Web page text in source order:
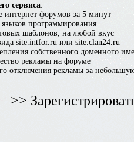
сервиса:
интернет форумов за 5 минут
языков программирования
шаблонов, на любой вкус
site.intfor.ru или site.clan24.ru
собственного доменного
рекламы на форуме
отключения рекламы за
>>